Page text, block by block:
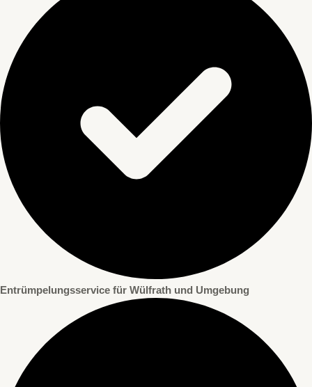
Entrümpelungsservice für Wülfrath und Umgebung